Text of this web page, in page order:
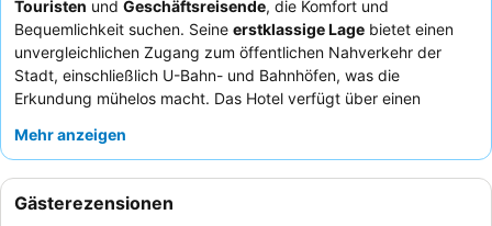
Touristen und Geschäftsreisende, die Komfort und
Bequemlichkeit suchen. Seine erstklassige Lage bietet einen
unvergleichlichen Zugang zum öffentlichen Nahverkehr der
Stadt, einschließlich U-Bahn- und Bahnhöfen, was die
Erkundung mühelos macht. Das Hotel verfügt über einen
Möglichkeiten zur Entspannung und zur Aufrechterhaltung der
Personal
und das
Obst, Gebäck und traditionellen portugiesischen Spezialitäten.
Mehr anzeigen
Gästerezensionen